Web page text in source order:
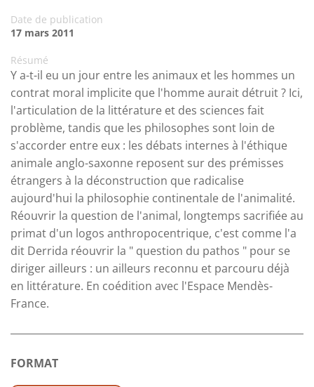
Date de publication
17 mars 2011
Résumé
Y a-t-il eu un jour entre les animaux et les hommes un
contrat moral implicite que l'homme aurait détruit ? Ici,
l'articulation de la littérature et des sciences fait
problème, tandis que les philosophes sont loin de
s'accorder entre eux : les débats internes à l'éthique
animale anglo-saxonne reposent sur des prémisses
étrangers à la déconstruction que radicalise
aujourd'hui la philosophie continentale de l'animalité.
Réouvrir la question de l'animal, longtemps sacrifiée au
primat d'un logos anthropocentrique, c'est comme l'a
dit Derrida réouvrir la " question du pathos " pour se
diriger ailleurs : un ailleurs reconnu et parcouru déjà
en littérature. En coédition avec l'Espace Mendès-
France.
FORMAT